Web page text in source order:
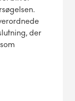
der